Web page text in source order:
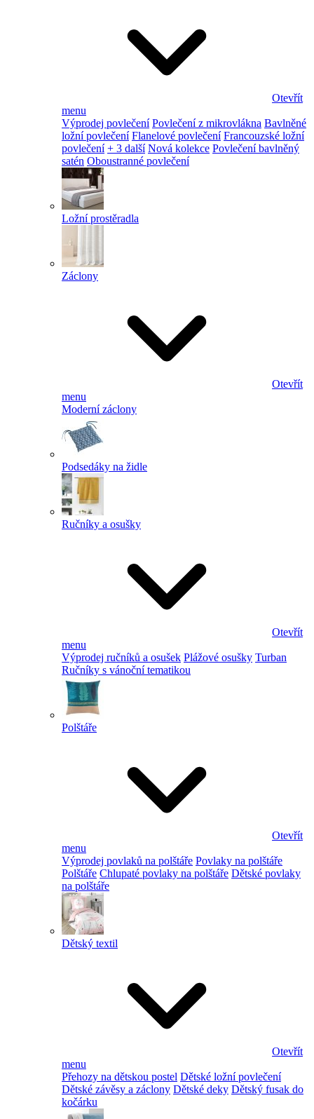
Otevřít
menu
Výprodej povlečení Povlečení z mikrovlákna Bavlněné
ložní povlečení Flanelové povlečení Francouzské ložní
povlečení + 3 další Nová kolekce Povlečení bavlněný
satén Oboustranné povlečení
Ložní prostěradla
Záclony
Otevřít
menu
Moderní záclony
Podsedáky na židle
Ručníky a osušky
Otevřít
menu
Výprodej ručníků a osušek Plážové osušky Turban
Ručníky s vánoční tematikou
Polštáře
Otevřít
menu
Výprodej povlaků na polštáře Povlaky na polštáře
Polštáře Chlupaté povlaky na polštáře Dětské povlaky
na polštáře
Dětský textil
Otevřít
menu
Přehozy na dětskou postel Dětské ložní povlečení
Dětské závěsy a záclony Dětské deky Dětský fusak do
kočárku